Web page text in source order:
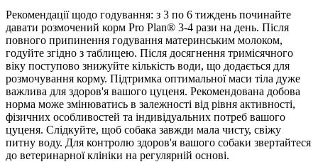
Рекомендації щодо годування: з 3 по 6 тиждень починайте
давати розмочений корм Pro Plan® 3-4 рази на день. Після
повного припинення годування материнським молоком,
годуйте згідно з таблицею. Після досягнення тримісячного
віку поступово знижуйте кількість води, що додається для
розмочування корму. Підтримка оптимальної маси тіла дуже
важлива для здоров'я вашого цуценя. Рекомендована добова
норма може змінюватись в залежності від рівня активності,
фізичних особливостей та індивідуальних потреб вашого
цуценя. Слідкуйте, щоб собака завжди мала чисту, свіжу
питну воду. Для контролю здоров'я вашого собаки звертайтеся
до ветеринарної клініки на регулярній основі.